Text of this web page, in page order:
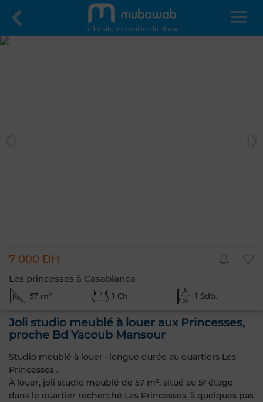
Le 1er site immobilier du Maroc
7 000 DH
Les princesses à Casablanca
57 m² 1 Ch. 1 Sdb.
Joli studio meublé à louer aux Princesses,
proche Bd Yacoub Mansour
Studio meublé à louer –longue durée au quartiers Les
Princesses .
À louer, joli studio meublé de 57 m², situé au 5ᵉ étage
dans le quartier recherché Les Princesses, à quelques pas